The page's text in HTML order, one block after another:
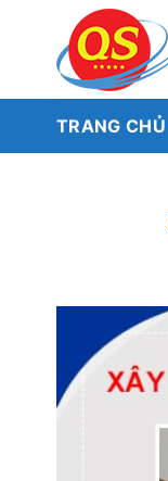
dung
TRANG CHỦ